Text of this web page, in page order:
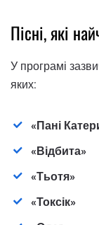
Пісні, які
У програмі
яких:
«Пані
«Відбита»
«Тьотя»
«Токсік»